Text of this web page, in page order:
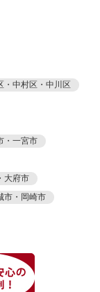
・中村区・中川区
・一宮市
大府市
市・岡崎市